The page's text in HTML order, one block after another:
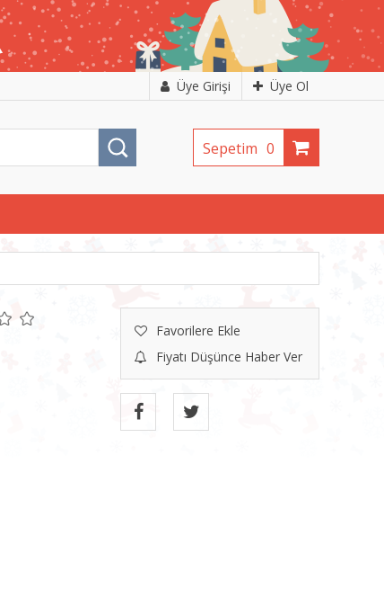
Üye Girişi Üye Ol
Sepetim 0
Favorilere Ekle
Fiyatı Düşünce Haber Ver